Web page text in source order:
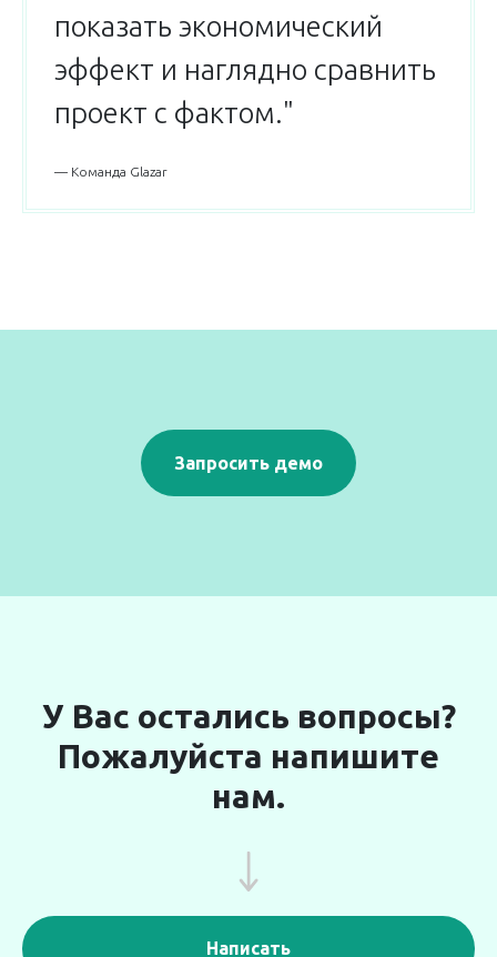
показать экономический
эффект и наглядно сравнить
проект с фактом."
— Команда Glazar
Запросить демо
У Вас остались вопросы?
Пожалуйста напишите
нам.
Написать